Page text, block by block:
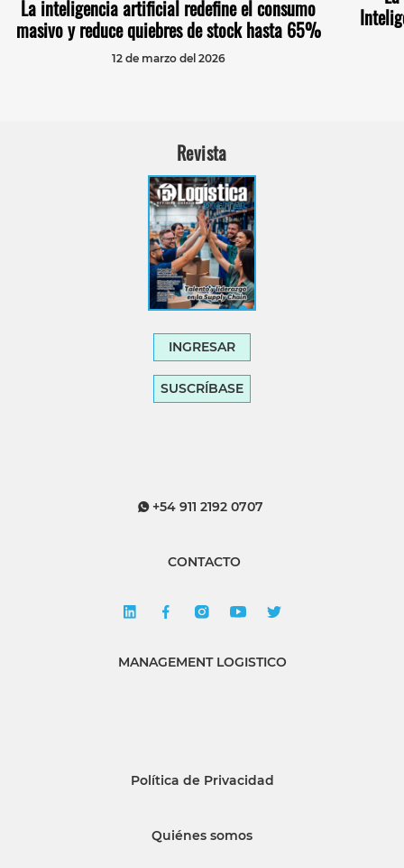
La inteligencia artificial redefine el consumo
masivo y reduce quiebres de stock hasta 65%
12 de marzo del 2026
Revista
INGRESAR
SUSCRÍBASE
+54 911 2192 0707
CONTACTO
MANAGEMENT LOGISTICO
Política de Privacidad
Quiénes somos